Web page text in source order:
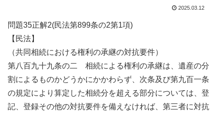
2025.03.12
問題35正解2(民法第899条の2第1項)
【民法】
（共同相続における権利の承継の対抗要件）
第八百九十九条の二 相続による権利の承継は、遺産の分
割によるものかどうかにかかわらず、次条及び第九百一条
の規定により算定した相続分を超える部分については、登
記、登録その他の対抗要件を備えなければ、第三者に対抗